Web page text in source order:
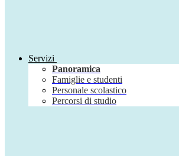
Servizi
Panoramica
Famiglie e studenti
Personale scolastico
Percorsi di studio